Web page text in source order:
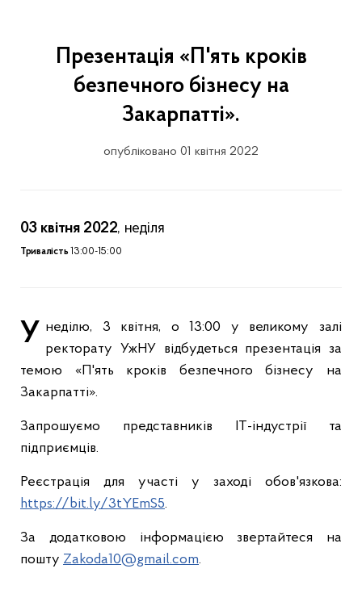
Презентація «П'ять кроків
безпечного бізнесу на
Закарпатті».
опубліковано 01 квітня 2022
03 квітня 2022, неділя
Тривалість 13:00-15:00
У неділю, 3 квітня, о 13:00 у великому залі ректорату УжНУ відбудеться презентація за
темою «П'ять кроків безпечного бізнесу на
Закарпатті».
Запрошуємо представників ІТ-індустрії та
підприємців.
Реєстрація для участі у заході обов'язкова:
https://bit.ly/3tYEmS5.
За додатковою інформацією звертайтеся на
пошту Zakoda10@gmail.com.